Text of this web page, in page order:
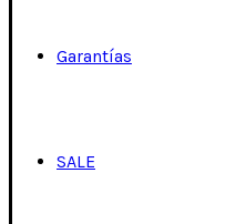
Garantías
SALE